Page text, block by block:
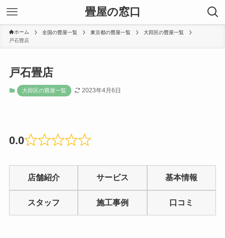
畳屋の窓口
ホーム 全国の畳屋一覧 東京都の畳屋一覧
大田区の畳屋一覧
戸石畳店
戸石畳店
大田区の畳屋一覧 2023年4月6日
0.0
Rated
0
out
5
店舗紹介 サービス 基本情報
スタッフ 施工事例 口コミ